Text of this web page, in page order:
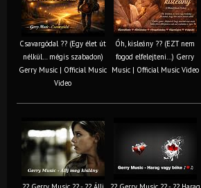
Csavargódal ?? (Egy élet út
nélkül… mégis szabadon)
Gerry Music | Official Music
Video
Óh, kisleány ?? (EZT nem
fogod elfelejteni…) Gerry
Music | Official Music Video